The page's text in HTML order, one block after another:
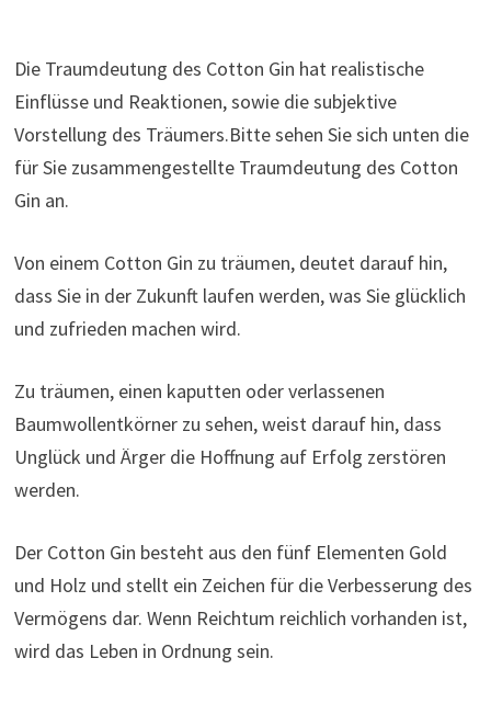
Die Traumdeutung des Cotton Gin hat realistische
Einflüsse und Reaktionen, sowie die subjektive
Vorstellung des Träumers.Bitte sehen Sie sich unten die
für Sie zusammengestellte Traumdeutung des Cotton
Gin an.
Von einem Cotton Gin zu träumen, deutet darauf hin,
dass Sie in der Zukunft laufen werden, was Sie glücklich
und zufrieden machen wird.
Zu träumen, einen kaputten oder verlassenen
Baumwollentkörner zu sehen, weist darauf hin, dass
Unglück und Ärger die Hoffnung auf Erfolg zerstören
werden.
Der Cotton Gin besteht aus den fünf Elementen Gold
und Holz und stellt ein Zeichen für die Verbesserung des
Vermögens dar. Wenn Reichtum reichlich vorhanden ist,
wird das Leben in Ordnung sein.